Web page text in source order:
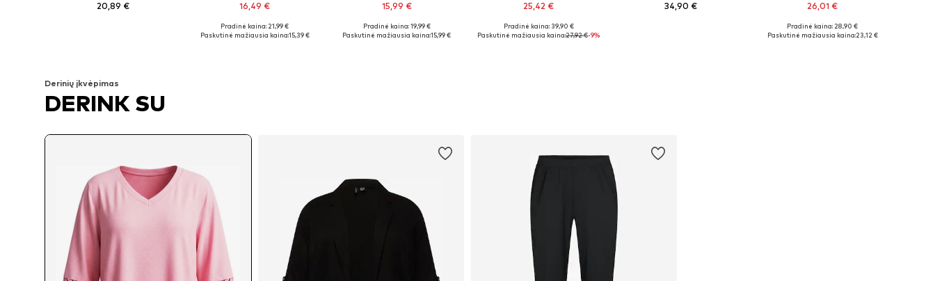
20,89 € 16,49 €
Yra daugybė dydžių
Pradinė kaina: 21,99 €
Paskutinė mažiausia kaina:15,39 €
15,99 €
Galimi dydžiai: XXXL-4XL, 5XL-6XL, 7XL-8XL, 9XL-10XL
Pradinė kaina: 19,99 €
Paskutinė mažiausia kaina:15,99 €
25,42 €
Galimi dydžiai: M-L, L-XL, XL-XXL
Pradinė kaina: 39,90 €
Paskutinė mažiausia kaina:27,92 €-9%
34,90 € 26,01 €
Galimi dydžiai: XL, XXL, XXXL, 4XL, 5XL
Pradinė kaina: 28,90 €
Paskutinė mažiausia kaina:23,12 €
Derinių įkvėpimas
DERINK SU